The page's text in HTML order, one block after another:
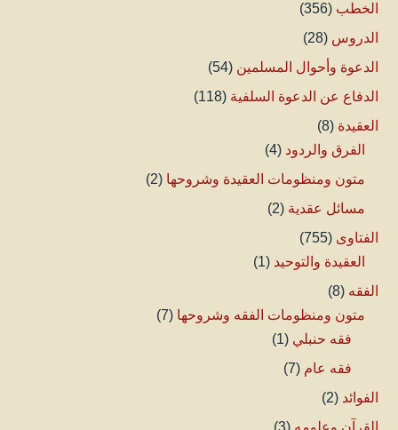
الخطب (356)
الدروس (28)
الدعوة وأحوال المسلمين (54)
الدفاع عن الدعوة السلفية (118)
العقيدة (8)
الفرق والردود (4)
متون ومنظومات العقيدة وشروحها (2)
مسائل عقدية (2)
الفتاوى (755)
العقيدة والتوحيد (1)
الفقه (8)
متون ومنظومات الفقه وشروحها (7)
فقه حنبلي (1)
فقه عام (7)
الفوائد (2)
القرآن وعلومه (3)